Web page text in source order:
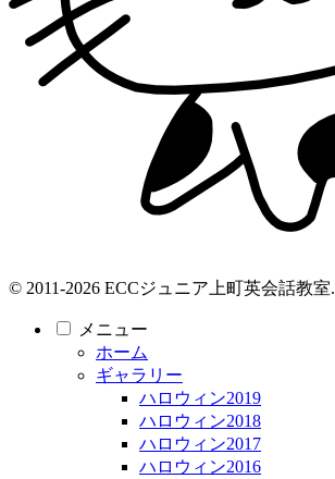
© 2011-2026 ECCジュニア上町英会話教室.
メニュー
ホーム
ギャラリー
ハロウィン2019
ハロウィン2018
ハロウィン2017
ハロウィン2016